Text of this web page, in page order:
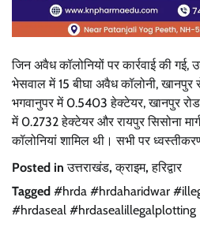
जिन अवैध कॉलोनियों पर कार्रवाई की गई,
भेसवाल में 15 बीघा अवैध कॉलोनी, खानपुर
भगवानुपर में 0.5403 हेक्टेयर, खानपुर
में 0.2732 हेक्टेयर और रायपुर सिसोना
कॉलोनियां शामिल थी। सभी पर
Posted inउत्तराखंड,क्राइम,हरिद्वार
Tagged #hrda #hrdaharidwar
#hrdaseal #hrdasealillegalplotting